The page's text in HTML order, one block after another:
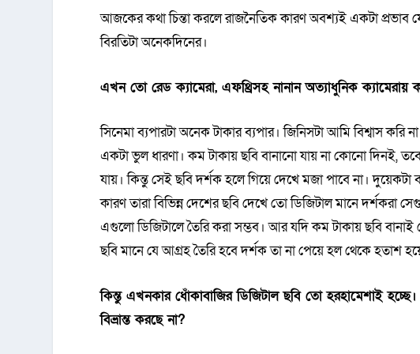
আজকের কথা চিন্তা করলে রাজনৈতিক কারণ অবশ্যই একটা প্রভাব
বিরতিটা অনেকদিনের।
এখন তো রেড ক্যামেরা, এফথ্রিসহ নানান অত্যাধুনিক ক্যামেরায়
সিনেমা ব্যপারটা অনেক টাকার ব্যপার। জিনিসটা আমি বিশ্বাস
একটা ভুল ধারণা। কম টাকায় ছবি বানানো যায় না কোনো দিনই,
যায়। কিন্তু সেই ছবি দর্শক হলে গিয়ে দেখে মজা পাবে না।
কারণ তারা বিভিন্ন দেশের ছবি দেখে তো ডিজিটাল মানে
এগুলো ডিজিটালে তৈরি করা সম্ভব। আর যদি কম টাকায় ছবি বানাই
ছবি মানে যে আগ্রহ তৈরি হবে দর্শক তা না পেয়ে হল থেকে হতাশ
কিন্তু এখনকার ধোঁকাবাজির ডিজিটাল ছবি তো হরহামেশাই
বিভ্রান্ত করছে না?